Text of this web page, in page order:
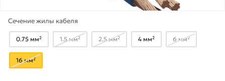
Сечение жилы кабеля
0.75 мм² 1.5 мм² 2.5 мм² 4 мм² 6 мм²
16 мм²